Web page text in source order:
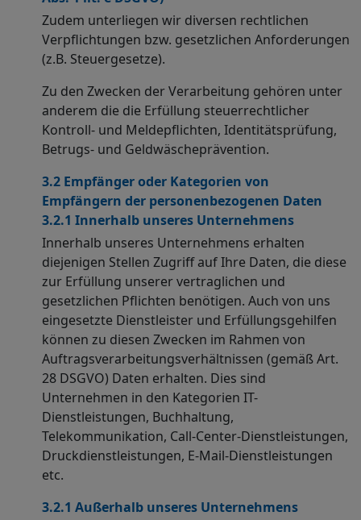
Zudem unterliegen wir diversen rechtlichen
Verpflichtungen bzw. gesetzlichen Anforderungen
(z.B. Steuergesetze).
Zu den Zwecken der Verarbeitung gehören unter
anderem die die Erfüllung steuerrechtlicher
Kontroll- und Meldepflichten, Identitätsprüfung,
Betrugs- und Geldwäscheprävention.
3.2 Empfänger oder Kategorien von
Empfängern der personenbezogenen Daten
3.2.1 Innerhalb unseres Unternehmens
Innerhalb unseres Unternehmens erhalten
diejenigen Stellen Zugriff auf Ihre Daten, die diese
zur Erfüllung unserer vertraglichen und
gesetzlichen Pflichten benötigen. Auch von uns
eingesetzte Dienstleister und Erfüllungsgehilfen
können zu diesen Zwecken im Rahmen von
Auftragsverarbeitungsverhältnissen (gemäß Art.
28 DSGVO) Daten erhalten. Dies sind
Unternehmen in den Kategorien IT-
Dienstleistungen, Buchhaltung,
Telekommunikation, Call-Center-Dienstleistungen,
Druckdienstleistungen, E-Mail-Dienstleistungen
etc.
3.2.1 Außerhalb unseres Unternehmens